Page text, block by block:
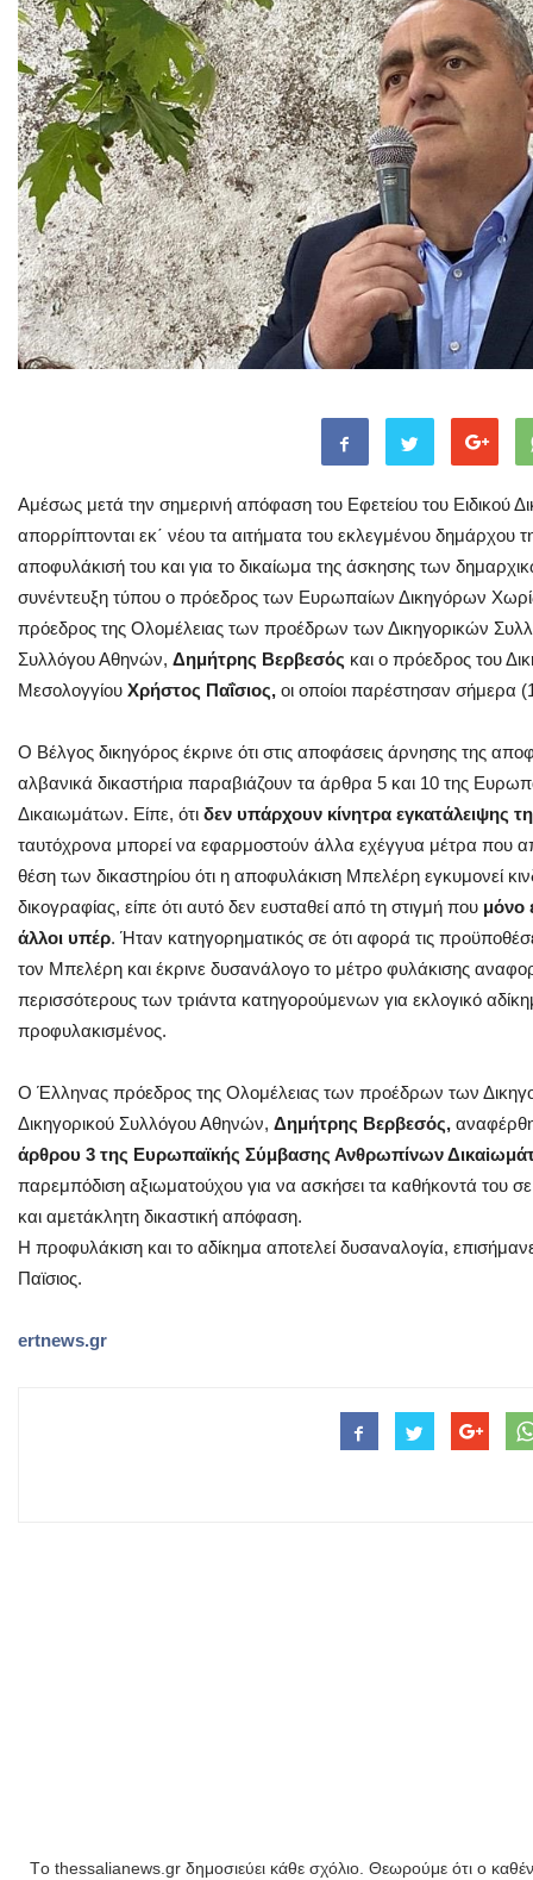
Αμέσως μετά την σημερινή απόφαση του Εφετείου του Ειδικού
απορρίπτονται εκ΄ νέου τα αιτήματα του εκλεγμένου δημάρχου
αποφυλάκισή του και για το δικαίωμα της άσκησης των
συνέντευξη τύπου ο πρόεδρος των Ευρωπαίων Δικηγόρων
πρόεδρος της Ολομέλειας των προέδρων των Δικηγορικών
Συλλόγου Αθηνών, Δημήτρης Βερβεσός και ο πρόεδρος του
Μεσολογγίου Χρήστος Παΐσιος, οι οποίοι παρέστησαν σήμερα
Ο Βέλγος δικηγόρος έκρινε ότι στις αποφάσεις άρνησης της
αλβανικά δικαστήρια παραβιάζουν τα άρθρα 5 και 10 της
Δικαιωμάτων. Είπε, ότι δεν υπάρχουν κίνητρα
ταυτόχρονα μπορεί να εφαρμοστούν άλλα εχέγγυα μέτρα που
θέση των δικαστηρίου ότι η αποφυλάκιση Μπελέρη εγκυμονεί
δικογραφίας, είπε ότι αυτό δεν ευσταθεί από τη στιγμή που μόνο
άλλοι υπέρ. Ήταν κατηγορηματικός σε ότι αφορά τις
τον Μπελέρη και έκρινε δυσανάλογο το μέτρο φυλάκισης
περισσότερους των τριάντα κατηγορούμενων για εκλογικό
προφυλακισμένος.
Ο Έλληνας πρόεδρος της Ολομέλειας των προέδρων των
Δικηγορικού Συλλόγου Αθηνών, Δημήτρης Βερβεσός,
άρθρου 3 της Ευρωπαϊκής Σύμβασης Ανθρωπίνων
παρεμπόδιση αξιωματούχου για να ασκήσει τα καθήκοντά του
και αμετάκλητη δικαστική απόφαση.
Η προφυλάκιση και το αδίκημα αποτελεί δυσαναλογία,
Παϊσιος.
ertnews.gr
Tο thessalianews.gr δημοσιεύει κάθε σχόλιο. Θεωρούμε ότι ο